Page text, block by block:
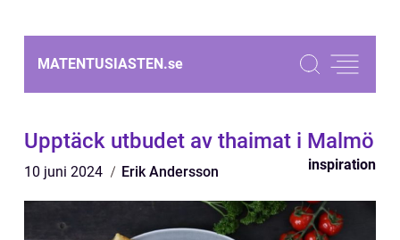
MATENTUSIASTEN.se
Upptäck utbudet av thaimat i Malmö
10 juni 2024 Erik Andersson inspiration